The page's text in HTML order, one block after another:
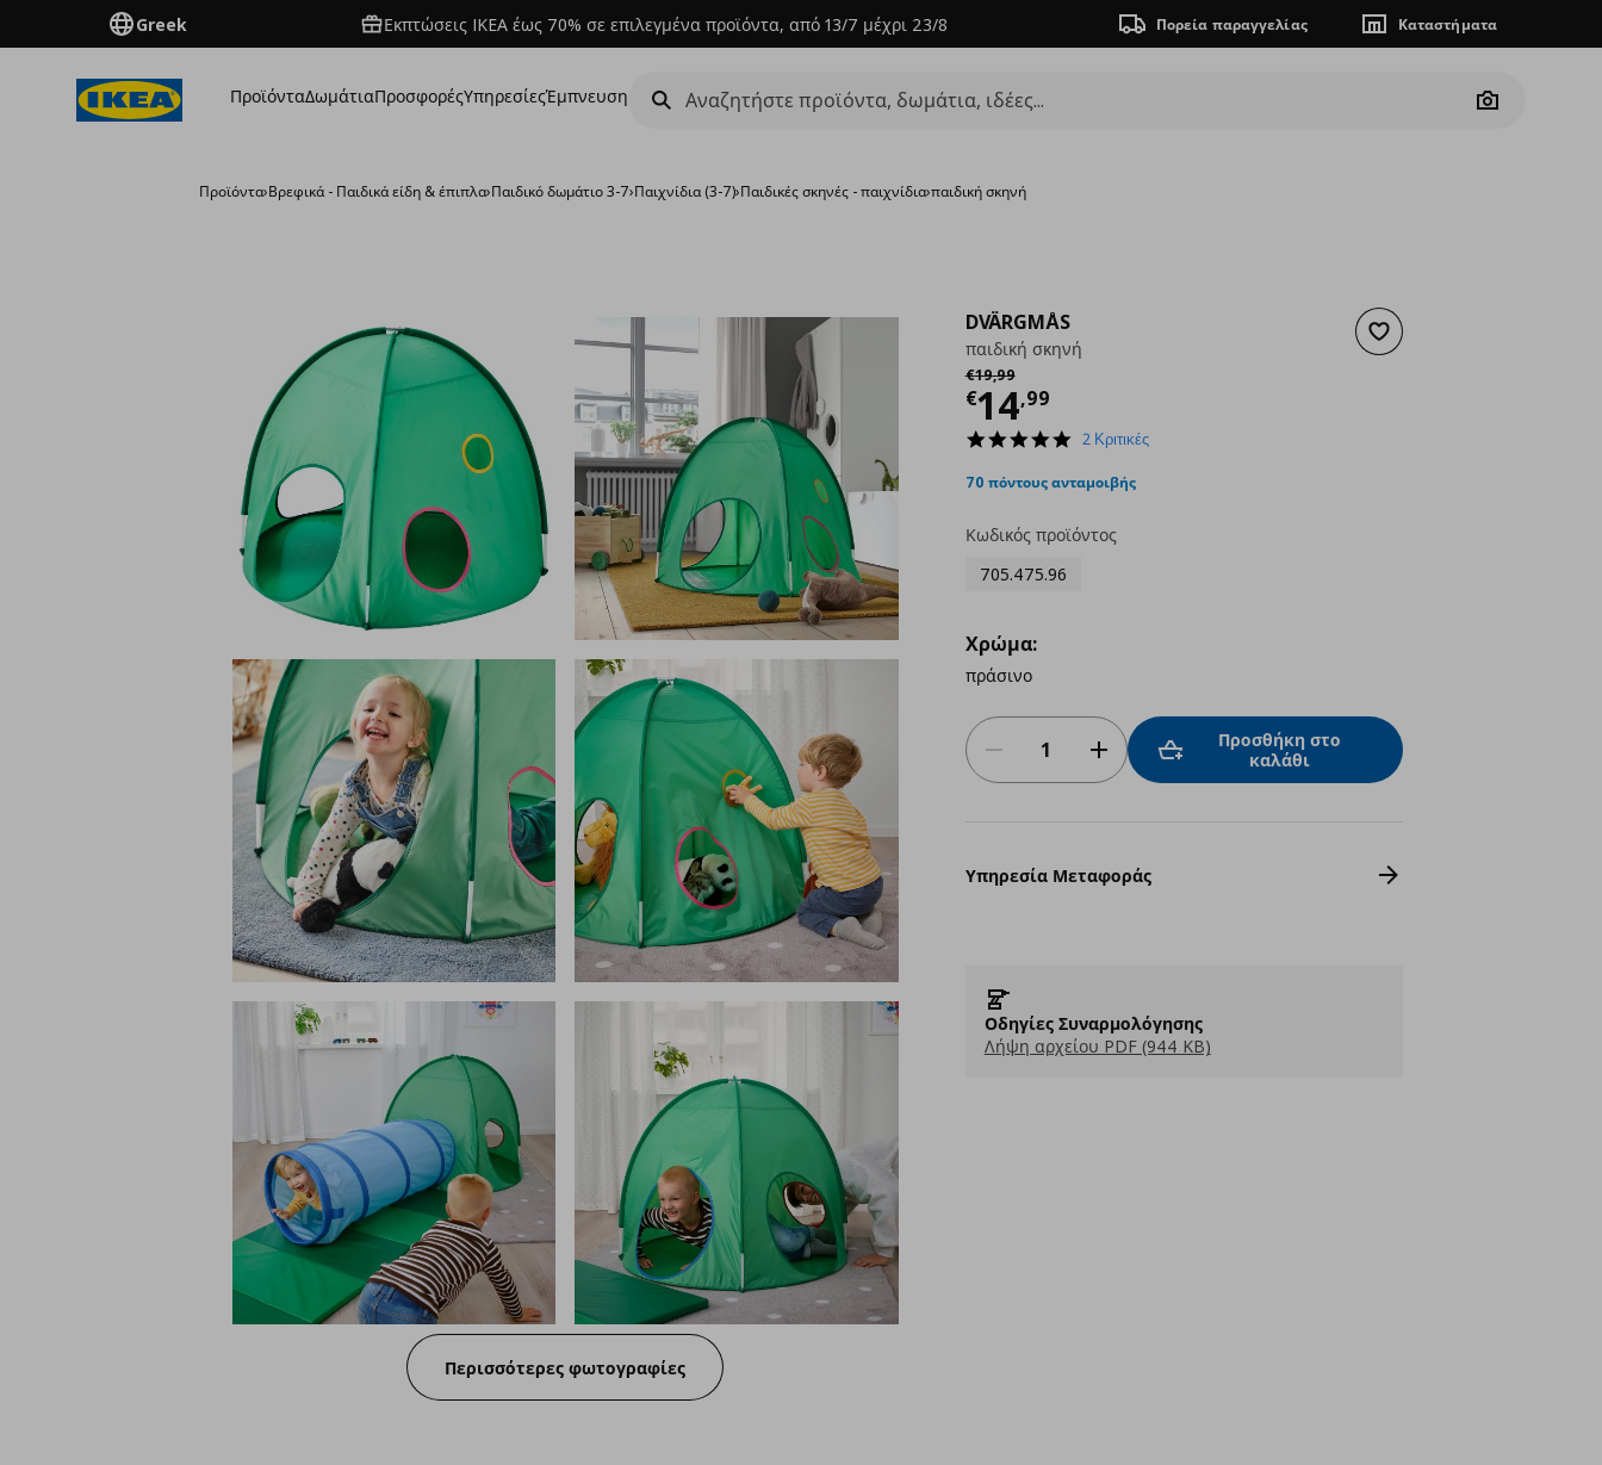
Greek Εκπτώσεις IKEA έως 70% σε επιλεγμένα προϊόντα, από 13/7 μέχρι 23/8 Πορεία παραγγελίας Καταστήματα
ΠροϊόνταΔωμάτιαΠροσφορέςΥπηρεσίεςΈμπνευση
Camera
Προϊόντα›Βρεφικά - Παιδικά είδη & έπιπλα›Παιδικό δωμάτιο 3-7›Παιχνίδια (3-7)›Παιδικές σκηνές - παιχνίδια›παιδική σκηνή
Περισσότερες φωτογραφίες
Προσθήκη στα αγαπημένα
DVÄRGMÅS
παιδική σκηνή
€19,99
Αρχική τιμή
€14,99
Τρέχουσα τιμή
5.0
rating
2 Κριτικές
70 πόντους ανταμοιβής
Κωδικός προϊόντος
705.475.96
Χρώμα:
πράσινο
Προσθήκη στο
καλάθι
Υπηρεσία Μεταφοράς
Οδηγίες Συναρμολόγησης
Λήψη αρχείου PDF (944 KB)